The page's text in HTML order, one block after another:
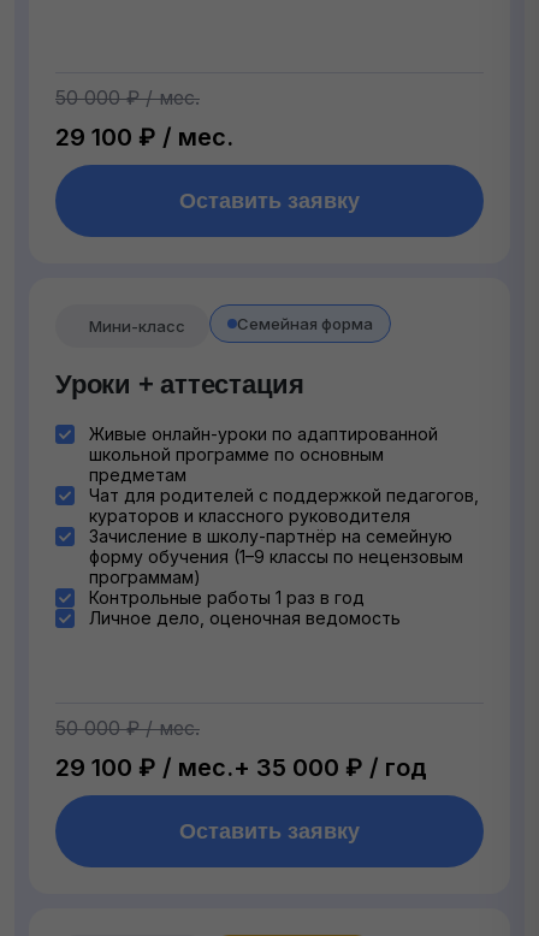
50 000 ₽ / мес.
29 100 ₽ / мес.
Оставить заявку
Мини-класс Семейная форма
Уроки + аттестация
Живые онлайн-уроки по адаптированной
школьной программе по основным
предметам
Чат для родителей с поддержкой педагогов,
кураторов и классного руководителя
Зачисление в школу-партнёр на семейную
форму обучения (1–9 классы по нецензовым
программам)
Контрольные работы 1 раз в год
Личное дело, оценочная ведомость
50 000 ₽ / мес.
29 100 ₽ / мес.+ 35 000 ₽ / год
Оставить заявку